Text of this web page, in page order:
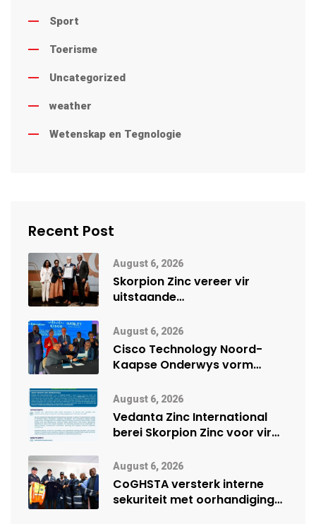
Sport
Toerisme
Uncategorized
weather
Wetenskap en Tegnologie
Recent Post
August 6, 2026
Skorpion Zinc vereer vir
uitstaande
Namibië Mynbou Ekspo
August 6, 2026
Cisco Technology Noord-
Kaapse Onderwys vorm
vennootskap
August 6, 2026
Vedanta Zinc International
berei Skorpion Zinc voor vir
August 6, 2026
CoGHSTA versterk interne
sekuriteit met oorhandiging